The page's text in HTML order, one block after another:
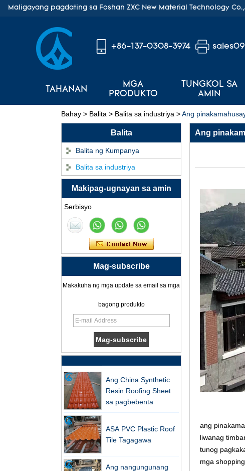
Maligayang pagdating sa Foshan ZXC New Material Technology
+86-137-0308-3974
TAHANAN
MGA
PRODUKTO
TUNGKOL SA
AMIN
Bahay > Balita > Balita sa industriya >Ang
Balita
Balita ng Kumpanya
Balita sa industriya
Makipag-ugnayan sa amin
Serbisyo
Mag-subscribe
Makakuha ng mga update sa email sa mga
bagong produkto
ASA Synthetic Resin
Roof Tile - Foshan
ZXC Fireproof Roofing
Supplier
Propesyonal na PVC
Roof Tile Factory
Propesyonal na ASA
PVC Synthetic Resin
Roof Tile Factory para
sa pag -export
Na -customize ng
PVC Roof Tile ASA
Tagagawa
Matibay na tagagawa
ng ASA Synthetic
Resin Roof Tile
Resin Roofing Sheet
sa pagbebenta
Tile Tagagawa
Ang
ang
liwanag
tunog
mga